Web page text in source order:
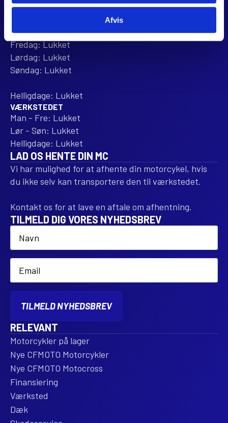
Afvis
Tirsdag: 10:00 - 16:00
Torsdag: Lukket
Fredag: Lukket
Lørdag: Lukket
Søndag: Lukket
Helligdage: Lukket
VÆRKSTEDET
Man - Fre: Lukket
Lør - Søn: Lukket
Helligdage: Lukket
LAD OS HENTE DIN MC
Vi har mulighed for at afhente din motorcykel, hvis
du ikke selv kan transportere den til værkstedet.
Kontakt os for at lave en aftale om afhentning.
TILMELD DIG VORES NYHEDSBREV
Name
Email
TILMELD NYHEDSBREV
RELEVANT
Motorcykler på lager
Nye CFMOTO Motorcykler
Nye CFMOTO Motocross
Finansiering
Værksted
Dæk